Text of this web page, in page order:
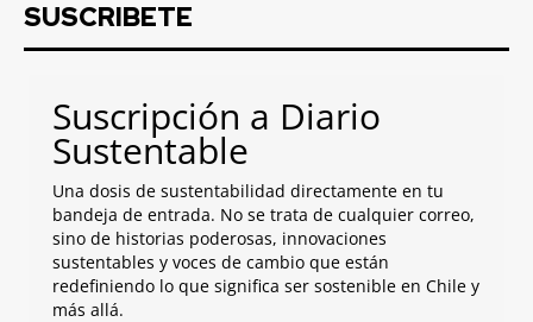
SUSCRIBETE
Suscripción a Diario
Sustentable
Una dosis de sustentabilidad directamente en tu
bandeja de entrada. No se trata de cualquier correo,
sino de historias poderosas, innovaciones
sustentables y voces de cambio que están
redefiniendo lo que significa ser sostenible en Chile y
más allá.